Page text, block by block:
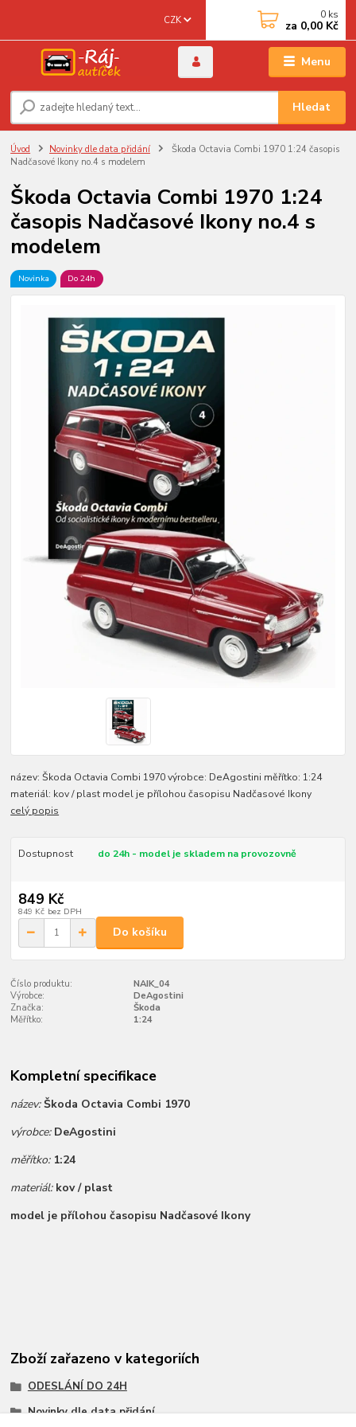
Menu
CZK
Hledat
0 ks
za 0,00 Kč
Úvod Novinky dle data přidání
Škoda Octavia Combi 1970 1:24 časopis
Nadčasové Ikony no.4 s modelem
Škoda Octavia Combi 1970 1:24
časopis Nadčasové Ikony no.4 s
modelem
Novinka Do 24h
název: Škoda Octavia Combi 1970 výrobce: DeAgostini měřítko: 1:24
materiál: kov / plast model je přílohou časopisu Nadčasové Ikony
celý popis
Dostupnost do 24h - model je skladem na provozovně
849 Kč
849 Kč bez DPH
Do košíku
Číslo produktu:
NAIK_04
Výrobce:
DeAgostini
Značka:
Škoda
Měřítko:
1:24
Kompletní specifikace
název:Škoda Octavia Combi 1970
výrobce: DeAgostini
měřítko: 1:24
materiál: kov / plast
model je přílohou časopisu Nadčasové Ikony
Zboží zařazeno v kategoriích
ODESLÁNÍ DO 24H
Novinky dle data přidání